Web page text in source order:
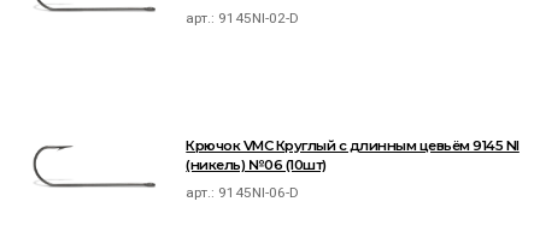
арт.: 9145NI-02-D
Крючок VMC Круглый с длинным цевьём 9145 NI
(никель) №06 (10шт)
арт.: 9145NI-06-D